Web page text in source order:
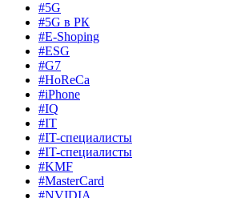
#5G
#5G в РК
#E-Shoping
#ESG
#G7
#HoReCa
#iPhone
#IQ
#IT
#IT-специалисты
#IT-специалисты
#KMF
#MasterCard